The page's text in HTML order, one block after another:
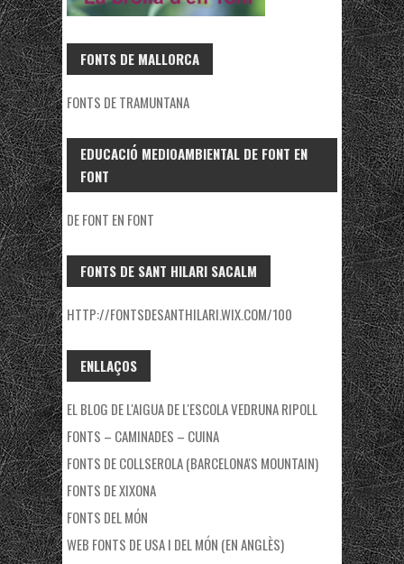
FONTS DE MALLORCA
FONTS DE TRAMUNTANA
EDUCACIÓ MEDIOAMBIENTAL DE FONT EN
FONT
DE FONT EN FONT
FONTS DE SANT HILARI SACALM
HTTP://FONTSDESANTHILARI.WIX.COM/100
ENLLAÇOS
EL BLOG DE L'AIGUA DE L'ESCOLA VEDRUNA RIPOLL
FONTS – CAMINADES – CUINA
FONTS DE COLLSEROLA (BARCELONA'S MOUNTAIN)
FONTS DE XIXONA
FONTS DEL MÓN
WEB FONTS DE USA I DEL MÓN (EN ANGLÈS)